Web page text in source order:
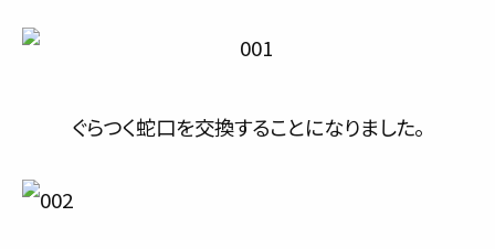
お客様の声
ぐらつく蛇口を交換することになりました。